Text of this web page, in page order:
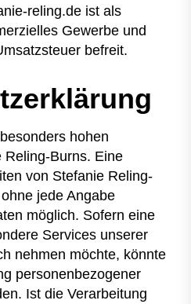
reling.de ist als
Gewerbe und
befreit.
hohen
Reling-Burns. Eine
von Stefanie Reling-
jede Angabe
möglich. Sofern eine
Services unserer
nehmen möchte, könnte
personenbezogener
Ist die Verarbeitung